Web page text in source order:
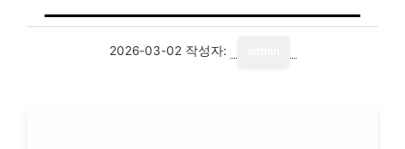
2026-03-02 작성자: